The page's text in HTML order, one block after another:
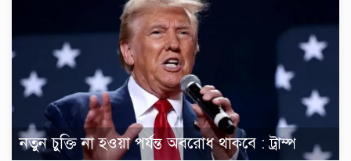
নতুন চুক্তি না হওয়া পর্যন্ত অবরোধ থাকবে : ট্রাম্প